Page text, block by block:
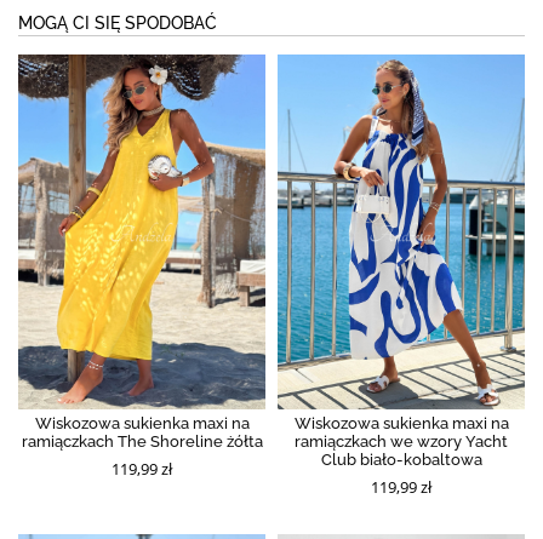
MOGĄ CI SIĘ SPODOBAĆ
Wiskozowa sukienka maxi na
ramiączkach The Shoreline żółta
119,99 zł
Wiskozowa sukienka maxi na
ramiączkach we wzory Yacht
Club biało-kobaltowa
119,99 zł